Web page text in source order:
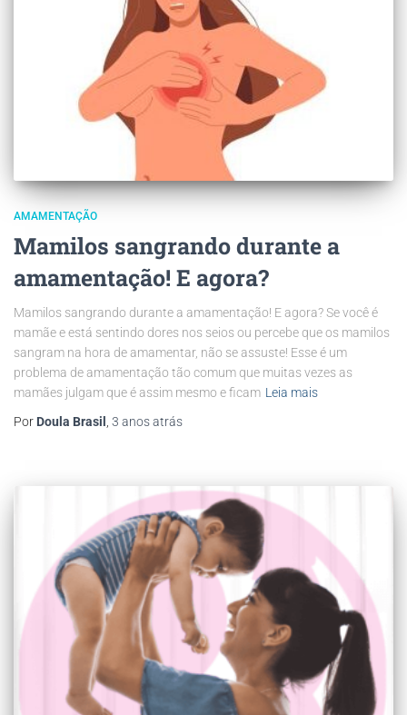
AMAMENTAÇÃO
Mamilos sangrando durante a
amamentação! E agora?
Mamilos sangrando durante a amamentação! E agora? Se você é
mamãe e está sentindo dores nos seios ou percebe que os mamilos
sangram na hora de amamentar, não se assuste! Esse é um
problema de amamentação tão comum que muitas vezes as
mamães julgam que é assim mesmo e ficam Leia mais
Por Doula Brasil 3 anosatrás